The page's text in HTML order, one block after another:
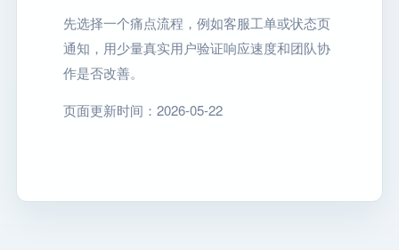
先选择一个痛点流程，例如客服工单或状态页
通知，用少量真实用户验证响应速度和团队协
作是否改善。
页面更新时间：2026-05-22